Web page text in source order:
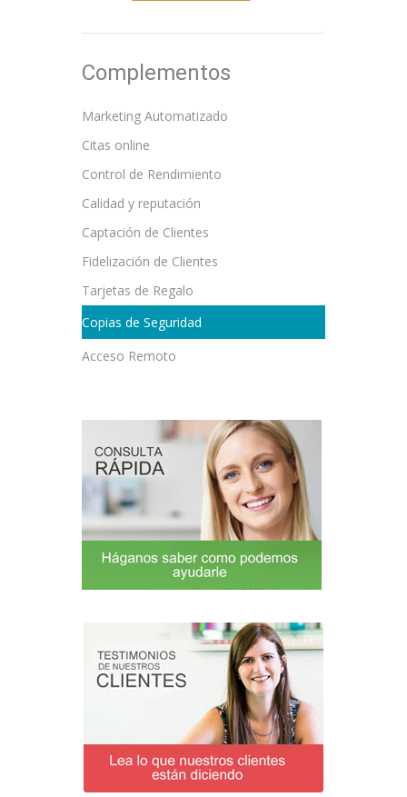
Complementos
Marketing Automatizado
Citas online
Control de Rendimiento
Calidad y reputación
Captación de Clientes
Fidelización de Clientes
Tarjetas de Regalo
Copias de Seguridad
Acceso Remoto